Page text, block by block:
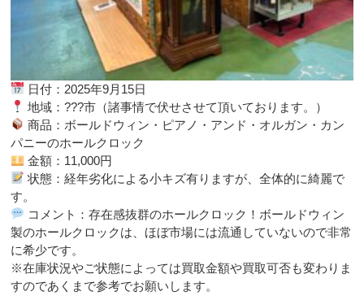
日付：2025年9月15日
地域：???市（諸事情で伏せさせて頂いております。）
商品：ボールドウィン・ピアノ・アンド・オルガン・カン
パニーのホールクロック
金額：11,000円
状態：経年劣化による小キズ有りますが、全体的に綺麗で
す。
コメント：存在感抜群のホールクロック！ボールドウィン
製のホールクロックは、ほぼ市場には流通していないので非常
に希少です。
※在庫状況やご状態によっては買取金額や買取可否も変わりま
すのであくまで参考でお願いします。